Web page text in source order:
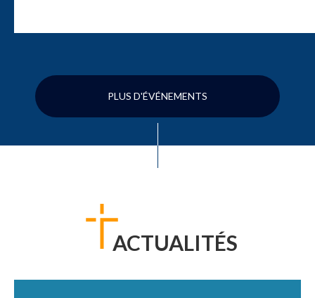
PLUS D'ÉVÉNEMENTS
ACTUALITÉS